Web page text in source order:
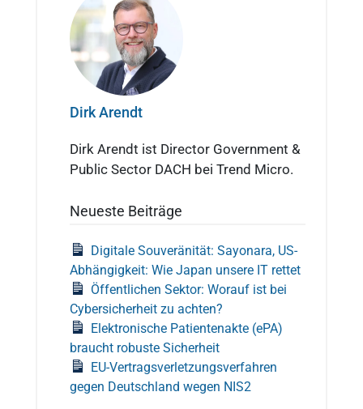
Dirk Arendt
Dirk Arendt ist Director Government &
Public Sector DACH bei Trend Micro.
Neueste Beiträge
Digitale Souveränität: Sayonara, US-
Abhängigkeit: Wie Japan unsere IT rettet
Öffentlichen Sektor: Worauf ist bei
Cybersicherheit zu achten?
Elektronische Patientenakte (ePA)
braucht robuste Sicherheit
EU-Vertragsverletzungsverfahren
gegen Deutschland wegen NIS2